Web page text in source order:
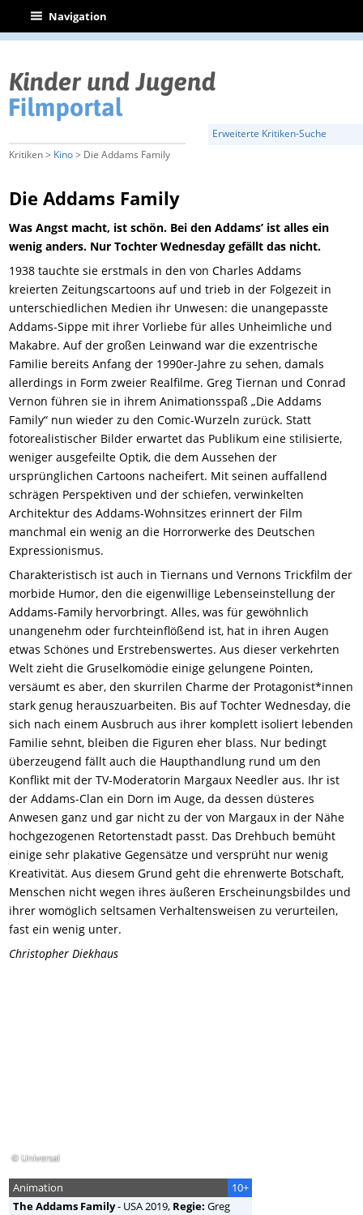
| Navigation
Erweiterte Kritiken-Suche
Kritiken > Kino> Die Addams Family
Die Addams Family
Was Angst macht, ist schön. Bei den Addams’ ist alles ein
wenig anders. Nur Tochter Wednesday gefällt das nicht.
1938 tauchte sie erstmals in den von Charles Addams
kreierten Zeitungscartoons auf und trieb in der Folgezeit in
unterschiedlichen Medien ihr Unwesen: die unangepasste
Addams-Sippe mit ihrer Vorliebe für alles Unheimliche und
Makabre. Auf der großen Leinwand war die exzentrische
Familie bereits Anfang der 1990er-Jahre zu sehen, damals
allerdings in Form zweier Realfilme. Greg Tiernan und Conrad
Vernon führen sie in ihrem Animationsspaß „Die Addams
Family“ nun wieder zu den Comic-Wurzeln zurück. Statt
fotorealistischer Bilder erwartet das Publikum eine stilisierte,
weniger ausgefeilte Optik, die dem Aussehen der
ursprünglichen Cartoons nacheifert. Mit seinen auffallend
schrägen Perspektiven und der schiefen, verwinkelten
Architektur des Addams-Wohnsitzes erinnert der Film
manchmal ein wenig an die Horrorwerke des Deutschen
Expressionismus.
Charakteristisch ist auch in Tiernans und Vernons Trickfilm der
morbide Humor, den die eigenwillige Lebenseinstellung der
Addams-Family hervorbringt. Alles, was für gewöhnlich
unangenehm oder furchteinflößend ist, hat in ihren Augen
etwas Schönes und Erstrebenswertes. Aus dieser verkehrten
Welt zieht die Gruselkomödie einige gelungene Pointen,
versäumt es aber, den skurrilen Charme der Protagonist*innen
stark genug herauszuarbeiten. Bis auf Tochter Wednesday, die
sich nach einem Ausbruch aus ihrer komplett isoliert lebenden
Familie sehnt, bleiben die Figuren eher blass. Nur bedingt
überzeugend fällt auch die Haupthandlung rund um den
Konflikt mit der TV-Moderatorin Margaux Needler aus. Ihr ist
der Addams-Clan ein Dorn im Auge, da dessen düsteres
Anwesen ganz und gar nicht zu der von Margaux in der Nähe
hochgezogenen Retortenstadt passt. Das Drehbuch bemüht
einige sehr plakative Gegensätze und versprüht nur wenig
Kreativität. Aus diesem Grund geht die ehrenwerte Botschaft,
Menschen nicht wegen ihres äußeren Erscheinungsbildes und
ihrer womöglich seltsamen Verhaltensweisen zu verurteilen,
fast ein wenig unter.
Christopher Diekhaus
© Universal
10+
Animation
The Addams Family- USA2019, Regie: Greg